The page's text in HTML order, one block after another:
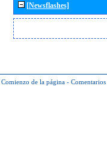
[Newsflashes]
Comienzo de la página - Comentarios